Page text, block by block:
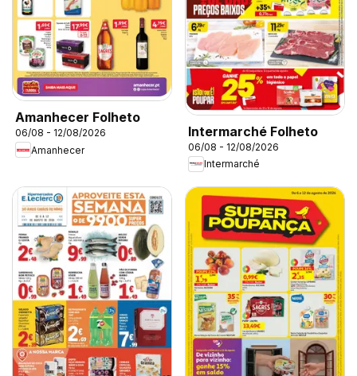
Amanhecer Folheto
06/08 - 12/08/2026
Amanhecer
Intermarché Folheto
06/08 - 12/08/2026
Intermarché